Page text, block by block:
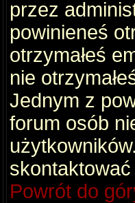
przez
powinieneś
otrzymałeś
nie
Jednym z
forum osób
Powrót do